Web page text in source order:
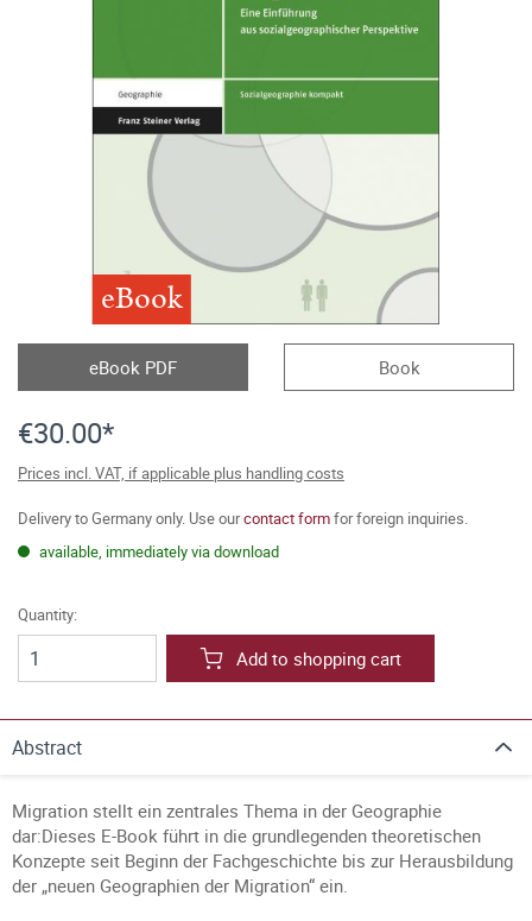
eBook
eBook PDF Book
€30.00*
Prices incl. VAT, if applicable plus handling costs
Delivery to Germany only. Use ourcontact formfor foreign inquiries.
available, immediately via download
Quantity:
Add to shopping cart
Abstract
Migration stellt ein zentrales Thema in der Geographie
dar:Dieses E-Book führt in die grundlegenden theoretischen
Konzepte seit Beginn der Fachgeschichte bis zur Herausbildung
der „neuen Geographien der Migration“ ein.